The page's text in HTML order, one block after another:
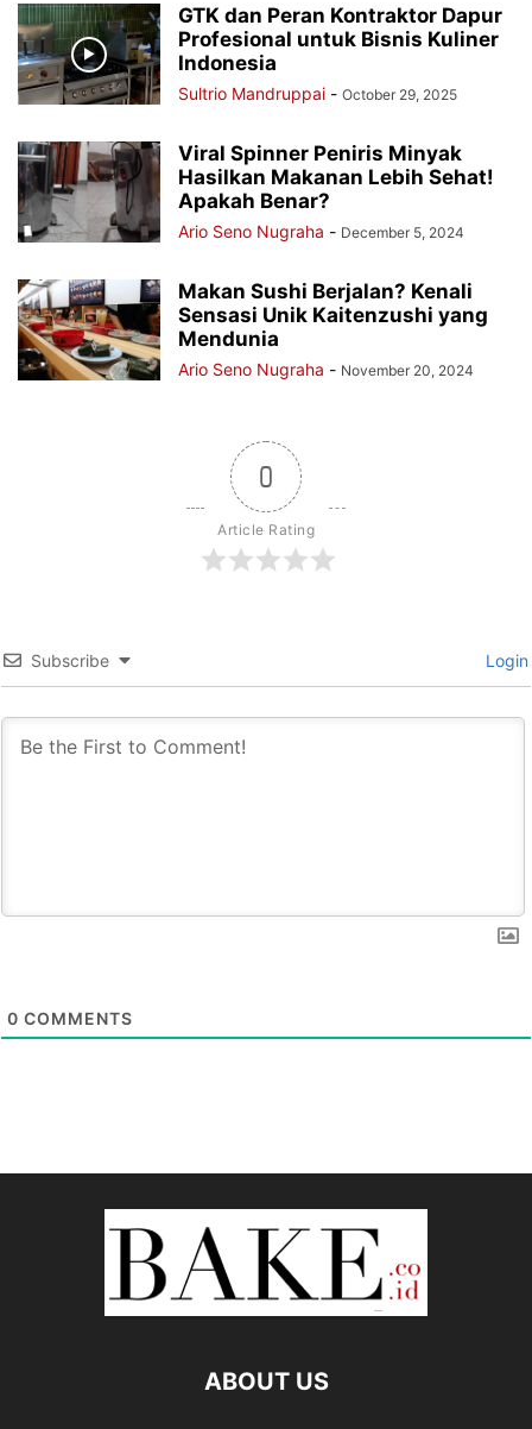
GTK dan Peran Kontraktor Dapur
Profesional untuk Bisnis Kuliner
Indonesia
Sultrio Mandruppai - October 29, 2025
Viral Spinner Peniris Minyak
Hasilkan Makanan Lebih Sehat!
Apakah Benar?
Ario Seno Nugraha - December 5, 2024
Makan Sushi Berjalan? Kenali
Sensasi Unik Kaitenzushi yang
Mendunia
Ario Seno Nugraha - November 20, 2024
0
Article Rating
Subscribe Login
0 COMMENTS
ABOUT US